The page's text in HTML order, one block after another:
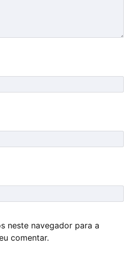
neste navegador para a
comentar.